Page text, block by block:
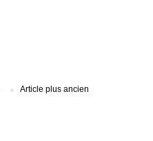
Article plus ancien